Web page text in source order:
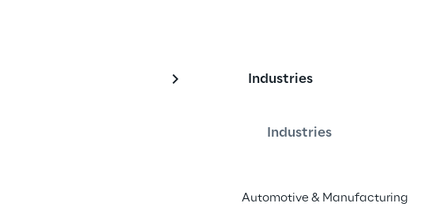
Industries
Industries
Automotive & Manufacturing
Security Challenge 2021